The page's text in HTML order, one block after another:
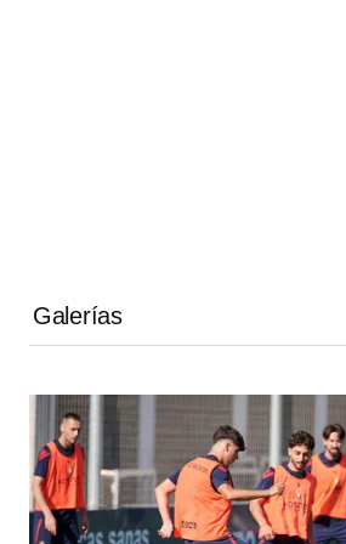
Galerías